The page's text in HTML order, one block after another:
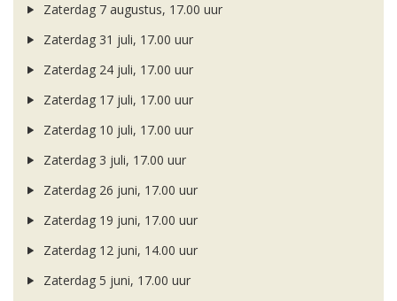
Zaterdag 7 augustus, 17.00 uur
Zaterdag 31 juli, 17.00 uur
Zaterdag 24 juli, 17.00 uur
Zaterdag 17 juli, 17.00 uur
Zaterdag 10 juli, 17.00 uur
Zaterdag 3 juli, 17.00 uur
Zaterdag 26 juni, 17.00 uur
Zaterdag 19 juni, 17.00 uur
Zaterdag 12 juni, 14.00 uur
Zaterdag 5 juni, 17.00 uur